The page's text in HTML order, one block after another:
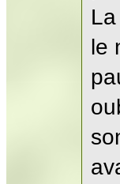
le